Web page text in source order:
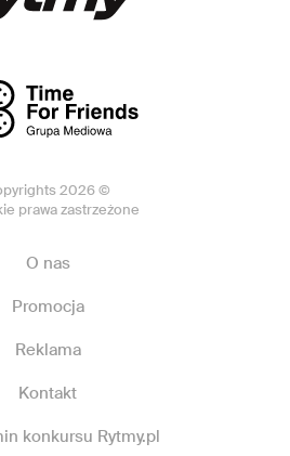
2026 ©
prawa zastrzeżone
O nas
Promocja
Reklama
Kontakt
konkursu Rytmy.pl